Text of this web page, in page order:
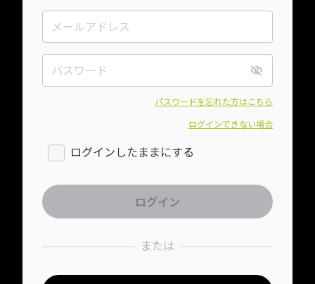
パスワードを忘れた方はこちら
ログインできない場合
ログインしたままにする
または